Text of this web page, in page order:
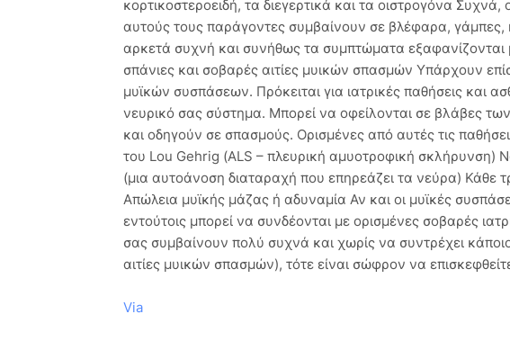
κορτικοστεροειδή, τα διεγερτικά και τα οιστρογόνα
αυτούς τους παράγοντες συμβαίνουν σε βλέφαρα, γάμπες,
αρκετά συχνή και συνήθως τα συμπτώματα εξαφανίζονται
σπάνιες και σοβαρές αιτίες μυικών σπασμών Υπάρχουν
μυϊκών συσπάσεων. Πρόκειται για ιατρικές παθήσεις και
νευρικό σας σύστημα. Μπορεί να οφείλονται σε βλάβες
και οδηγούν σε σπασμούς. Ορισμένες από αυτές τις
του Lou Gehrig (ALS – πλευρική αμυοτροφική σκλήρυνση)
(μια αυτοάνοση διαταραχή που επηρεάζει τα νεύρα) Κάθε
Απώλεια μυϊκής μάζας ή αδυναμία Αν και οι μυϊκές
εντούτοις μπορεί να συνδέονται με ορισμένες σοβαρές
σας συμβαίνουν πολύ συχνά και χωρίς να συντρέχει
αιτίες μυικών σπασμών), τότε είναι σώφρον να
Via